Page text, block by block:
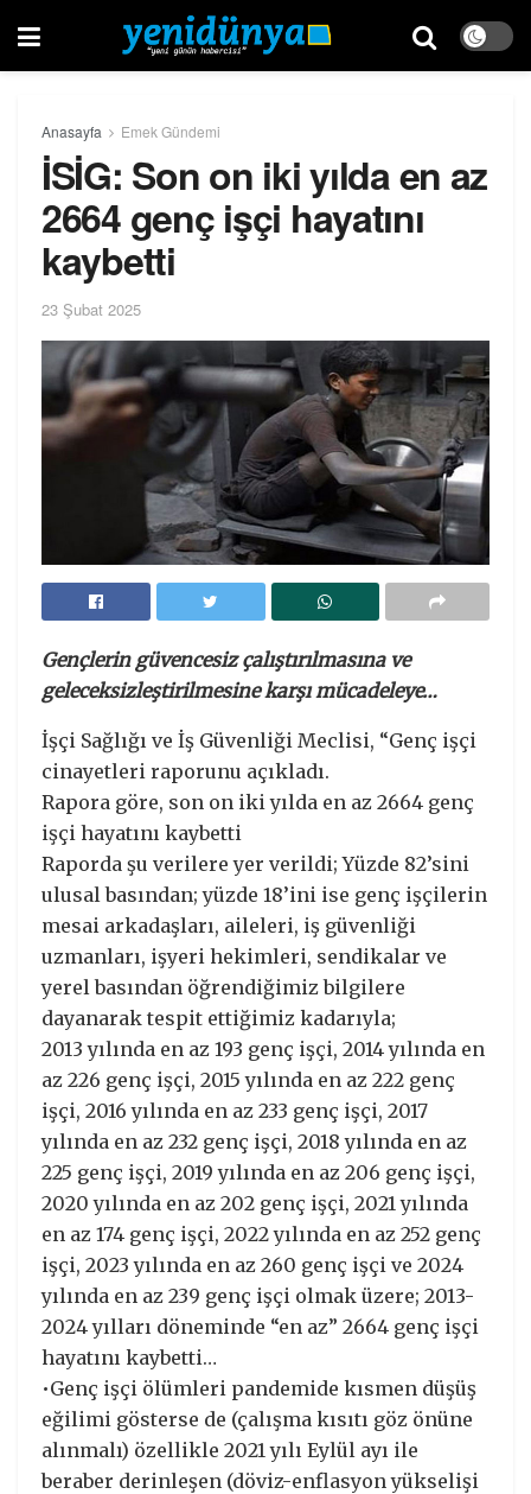
Anasayfa Emek Gündemi
İSİG: Son on iki yılda en az
2664 genç işçi hayatını
kaybetti
23 Şubat 2025
Gençlerin güvencesiz çalıştırılmasına ve
geleceksizleştirilmesine karşı mücadeleye…
İşçi Sağlığı ve İş Güvenliği Meclisi, “Genç işçi
cinayetleri raporunu açıkladı.
Rapora göre, son on iki yılda en az 2664 genç
işçi hayatını kaybetti
Raporda şu verilere yer verildi; Yüzde 82’sini
ulusal basından; yüzde 18’ini ise genç işçilerin
mesai arkadaşları, aileleri, iş güvenliği
uzmanları, işyeri hekimleri, sendikalar ve
yerel basından öğrendiğimiz bilgilere
dayanarak tespit ettiğimiz kadarıyla;
2013 yılında en az 193 genç işçi, 2014 yılında en
az 226 genç işçi, 2015 yılında en az 222 genç
işçi, 2016 yılında en az 233 genç işçi, 2017
yılında en az 232 genç işçi, 2018 yılında en az
225 genç işçi, 2019 yılında en az 206 genç işçi,
2020 yılında en az 202 genç işçi, 2021 yılında
en az 174 genç işçi, 2022 yılında en az 252 genç
işçi, 2023 yılında en az 260 genç işçi ve 2024
yılında en az 239 genç işçi olmak üzere; 2013-
2024 yılları döneminde “en az” 2664 genç işçi
hayatını kaybetti…
•Genç işçi ölümleri pandemide kısmen düşüş
eğilimi gösterse de (çalışma kısıtı göz önüne
alınmalı) özellikle 2021 yılı Eylül ayı ile
beraber derinleşen (döviz-enflasyon yükselişi